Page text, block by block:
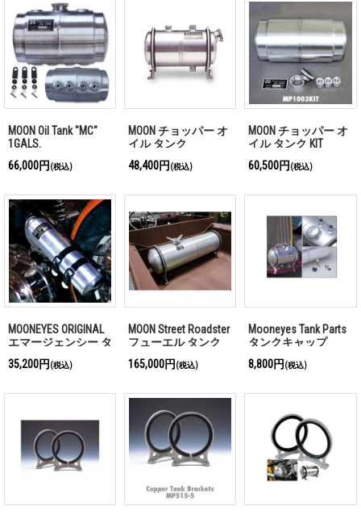
MOON Oil Tank "MC"
1GALS.
66,000円 (税込)
MOON チョッパー オ
イル タンク
48,400円 (税込)
MOON チョッパー オ
イル タンク KIT
60,500円 (税込)
MOONEYES ORIGINAL
エマージェンシー タ
35,200円(税込)
MOON Street Roadster
フューエル タンク
165,000円(税込)
Mooneyes Tank Parts
タンクキャップ
8,800円(税込)